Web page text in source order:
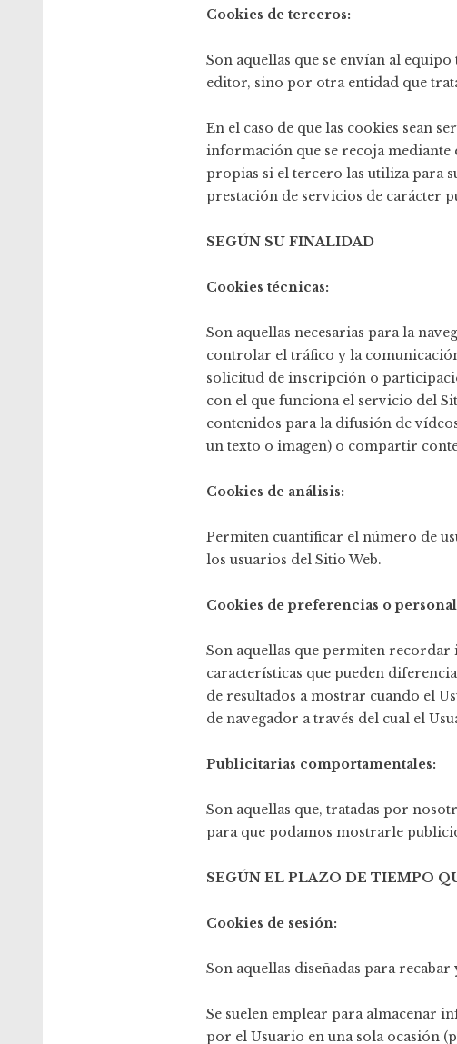
Cookies de terceros:
Son aquellas que se envían al
editor, sino por otra entidad que
En el caso de que las cookies sean
información que se recoja mediante
propias si el tercero las utiliza para
prestación de servicios de carácter
SEGÚN SU FINALIDAD
Cookies técnicas:
Son aquellas necesarias para la
controlar el tráfico y la
solicitud de inscripción o
con el que funciona el servicio del
contenidos para la difusión de
un texto o imagen) o compartir
Cookies de análisis:
Permiten cuantificar el número de
los usuarios del Sitio Web.
Cookies de preferencias o
Son aquellas que permiten
características que pueden
de resultados a mostrar cuando el
de navegador a través del cual el
Publicitarias comportamentales:
Son aquellas que, tratadas por
para que podamos mostrarle
SEGÚN EL PLAZO DE TIEMPO
Cookies de sesión:
Son aquellas diseñadas para
Se suelen emplear para almacenar
por el Usuario en una sola ocasión